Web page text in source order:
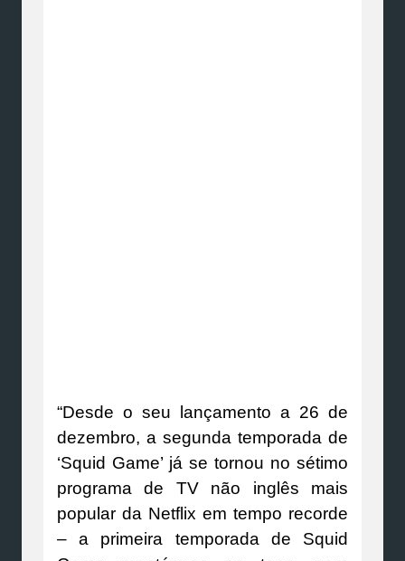
“Desde o seu lançamento a 26 de
dezembro, a segunda temporada de
‘Squid Game’ já se tornou no sétimo
programa de TV não inglês mais
popular da Netflix em tempo recorde
– a primeira temporada de Squid